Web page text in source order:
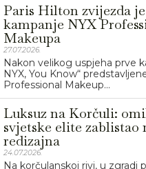
Paris Hilton zvijezda
kampanje NYX
Makeupa
27.07.2026.
Nakon velikog uspjeha prve
NYX, You Know“
Professional Makeup...
Luksuz na Korčuli:
svjetske elite zablistao
redizajna
24.07.2026.
Na korčulanskoj rivi, u zgradi